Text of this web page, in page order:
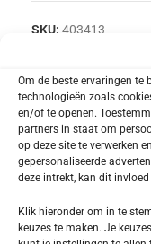
Om de beste ervaringen te
technologieën zoals
en/of te openen.
partners in staat om
op deze site te verwerken
gepersonaliseerde
deze intrekt, kan dit
Klik hieronder om in te
keuzes te maken. Je
SKU: 403413
Doctor
Delen:
Beschrijving
Vitamin B
Wordt je huid